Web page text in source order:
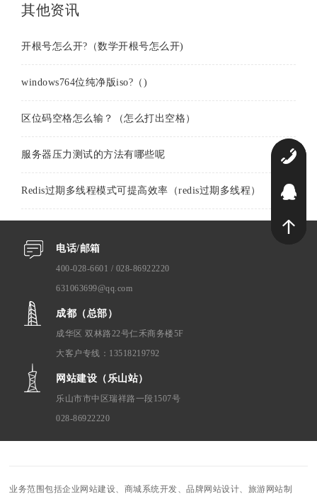
其他资讯
开根号怎么开?（数学开根号怎么开)
windows764位纯净版iso?（)
区位码空格怎么输？（怎么打出空格）
服务器压力测试的方法有哪些呢
Redis过期多线程模式可提高效率（redis过期多线程）
电话/邮箱
400-028-6601 / 028-86922220
631063699@qq.com
成都（总部）
成华区 双林路22号仁禾商务楼5F
大客户专线：13518219792
网站建设（乐山站）
乐山市市中区瑞祥路一段1507号
028-86922220
业务范围包括企业网站建设、商城系统开发、品牌网站设计、旅游网站制